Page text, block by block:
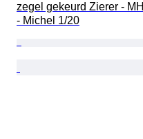
zegel gekeurd Zierer - MH
- Michel 1/20